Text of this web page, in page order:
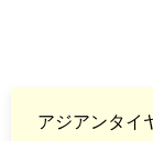
アジアンタイ